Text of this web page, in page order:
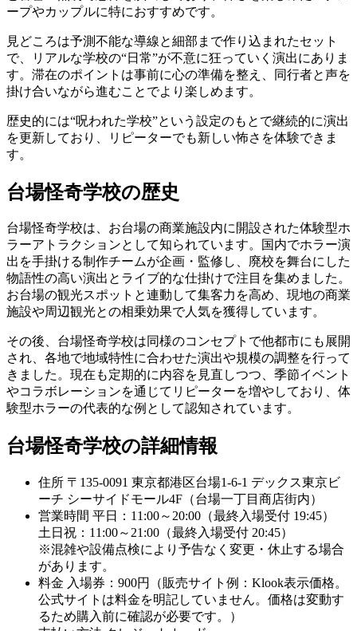
ープやカップルに特におすすめです。
見どころは予測不能な導線と細部まで作り込まれたセット
で、リアルな学校の“日常”が不意に狂っていく演出にありま
す。滞在のポイントは事前に心の準備を整え、同行者と声を
掛け合いながら進むことでより楽しめます。
歴史的には“呪われた学校”という設定のもとで継続的に演出
を更新しており、リピーターでも新しい怖さを体験できま
す。
台場怪奇学校の歴史
台場怪奇学校は、お台場の商業施設内に開設された体験型ホ
ラーアトラクションとして知られています。国内でホラー演
出を手掛ける制作チームが企画・監修し、廃校を舞台にした
物語性の高い演出とライブ的な仕掛けで注目を集めました。
お台場の観光スポットと連動して集客力を高め、現地の商業
施設や周辺観光との相乗効果で人気を獲得しています。
その後、台場怪奇学校は同様のコンセプトで他都市にも展開
され、各地で地域特性に合わせた演出や規模の調整を行って
きました。現在も定期的に内容を見直しつつ、季節イベント
やコラボレーションを通じてリピーターを増やしており、体
験型ホラーの代表的な例として認知されています。
台場怪奇学校の詳細情報
住所 〒135-0091 東京都港区台場1-6-1 デックス東京ビ
ーチ シーサイドモール4F（台場一丁目商店街内）
営業時間 平日：11:00～20:00（最終入場受付 19:45）
土日祝：11:00～21:00（最終入場受付 20:45）
※混雑や設備点検により予告なく変更・休止する場合
があります。
料金 入場券：900円（販売サイト例：Klook表示価格。
公式サイトは料金を明記していません。価格は変動す
るため購入前に確認が必要です。）